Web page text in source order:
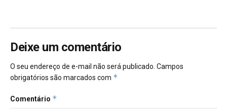
Deixe um comentário
O seu endereço de e-mail não será publicado. Campos
obrigatórios são marcados com *
Comentário *